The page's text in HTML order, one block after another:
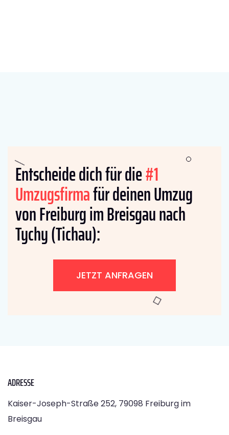
Entscheide dich für die#1
Umzugsfirmafür deinen Umzug
von Freiburg im Breisgau nach
Tychy (Tichau):
JETZT ANFRAGEN
ADRESSE
Kaiser-Joseph-Straße 252, 79098 Freiburg im
Breisgau